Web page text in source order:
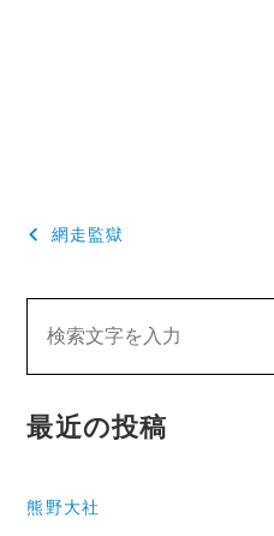
投
ビ
ー
網走監獄
最近の投稿
熊野大社